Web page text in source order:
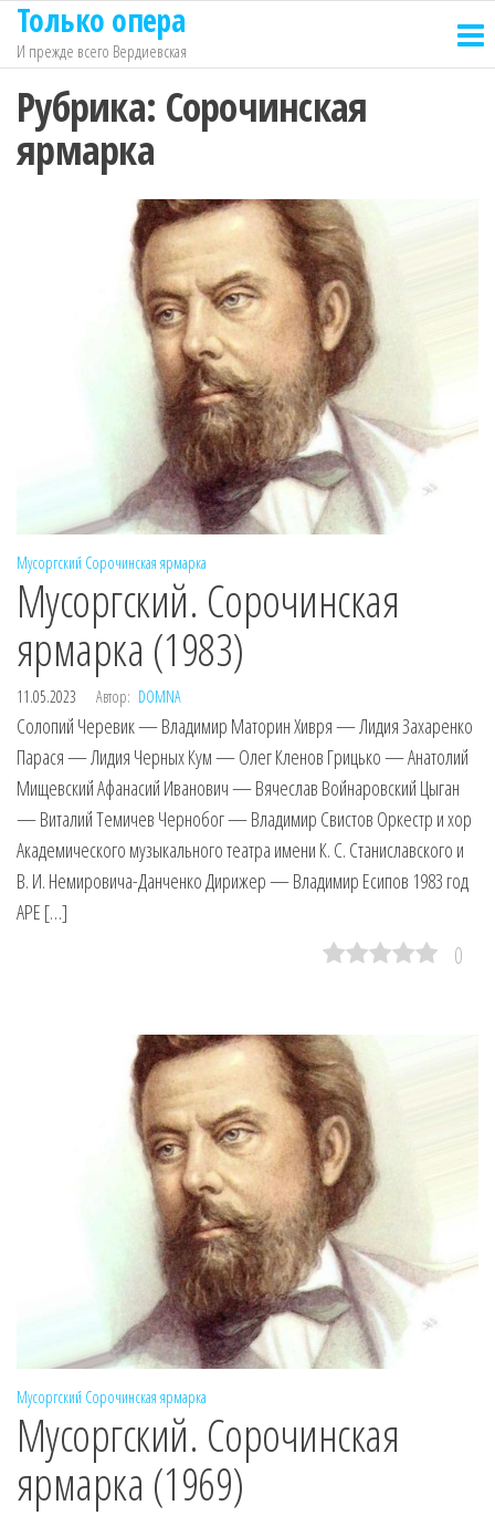
Перейти
содержимому
Только опера
И прежде всего Вердиевская
Рубрика: Сорочинская
ярмарка
Мусоргский Сорочинская ярмарка
Мусоргский. Сорочинская
ярмарка (1983)
11.05.2023 Автор: DOMNA
Солопий Черевик — Владимир Маторин Хивря — Лидия Захаренко
Парася — Лидия Черных Кум — Олег Кленов Грицько — Анатолий
Мищевский Афанасий Иванович — Вячеслав Войнаровский Цыган
— Виталий Темичев Чернобог — Владимир Свистов Оркестр и хор
Академического музыкального театра имени К. С. Станиславского и
В. И. Немировича-Данченко Дирижер — Владимир Есипов 1983 год
APE […]
0
Мусоргский Сорочинская ярмарка
Мусоргский. Сорочинская
ярмарка (1969)